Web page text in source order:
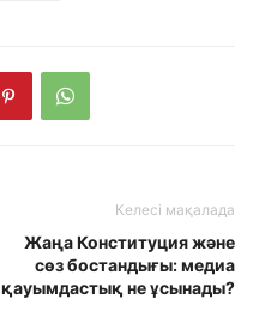
Келесі мақалада
Жаңа Конституция және
сөз бостандығы: медиа
қауымдастық не ұсынады?